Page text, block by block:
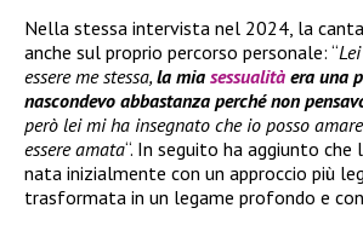
Nella stessa intervista nel 2024, la
anche sul proprio percorso personale: “
essere me stessa, la mia sessualità era una
nascondevo abbastanza perché non
però lei mi ha insegnato che io posso
essere amata“. In seguito ha aggiunto che
nata inizialmente con un approccio più
trasformata in un legame profondo e